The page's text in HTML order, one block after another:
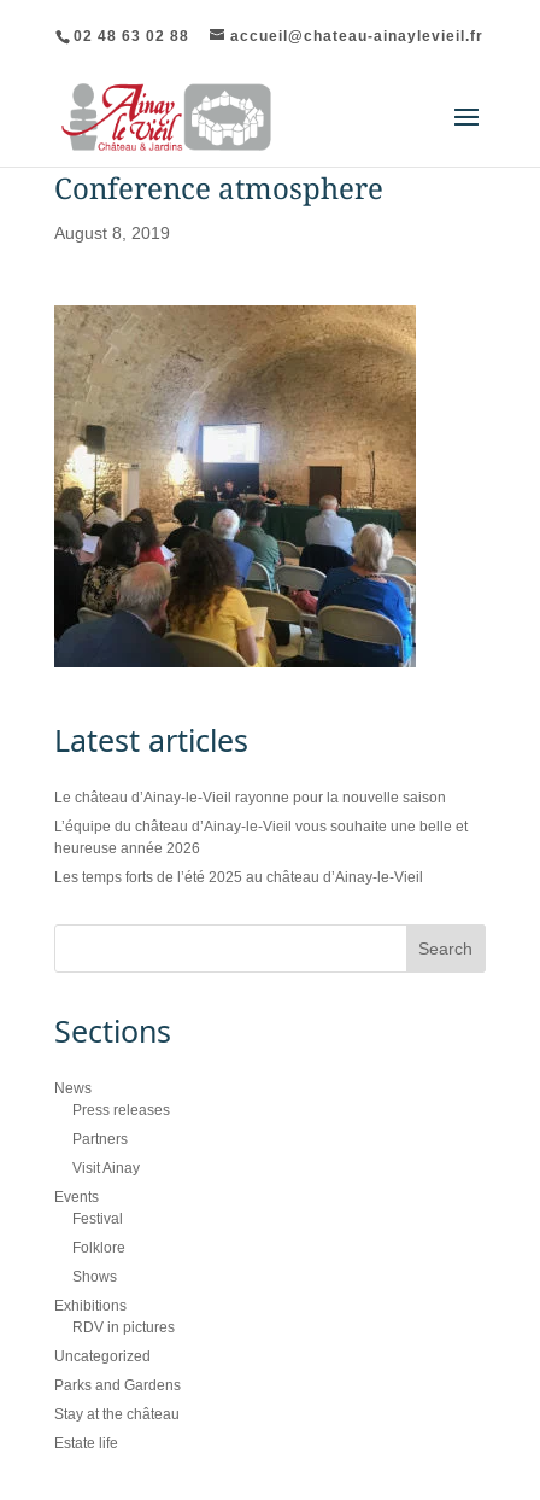
02 48 63 02 88 accueil@chateau-ainaylevieil.fr
Conference atmosphere
August 8, 2019
Latest articles
Le château d’Ainay-le-Vieil rayonne pour la nouvelle saison
L’équipe du château d’Ainay-le-Vieil vous souhaite une belle et
heureuse année 2026
Les temps forts de l’été 2025 au château d’Ainay-le-Vieil
Sections
News
Press releases
Partners
Visit Ainay
Events
Festival
Folklore
Shows
Exhibitions
RDV in pictures
Uncategorized
Parks and Gardens
Stay at the château
Estate life